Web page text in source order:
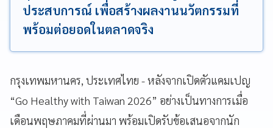
ประสบการณ์ เพื่อสร้างผลงานนวัตกรรมที่
พร้อมต่อยอดในตลาดจริง
กรุงเทพมหานคร, ประเทศไทย - หลังจากเปิดตัวแคมเปญ
“Go Healthy with Taiwan 2026” อย่างเป็นทางการเมื่อ
เดือนพฤษภาคมที่ผ่านมา พร้อมเปิดรับข้อเสนอจากนัก